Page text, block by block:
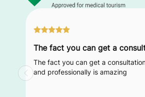
The fact you can get a
and professionally is amazing